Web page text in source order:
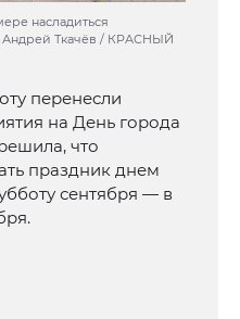
насладиться
Андрей Ткачёв / КРАСНЫЙ
перенесли
на День города
что
праздник днем
сентября — в